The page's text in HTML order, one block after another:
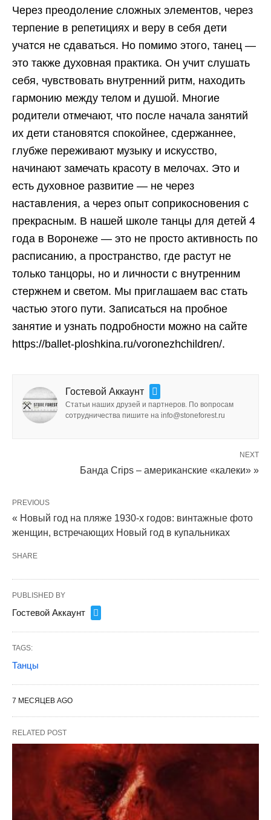
Через преодоление сложных элементов, через
терпение в репетициях и веру в себя дети
учатся не сдаваться. Но помимо этого, танец —
это также духовная практика. Он учит слушать
себя, чувствовать внутренний ритм, находить
гармонию между телом и душой. Многие
родители отмечают, что после начала занятий
их дети становятся спокойнее, сдержаннее,
глубже переживают музыку и искусство,
начинают замечать красоту в мелочах. Это и
есть духовное развитие — не через
наставления, а через опыт соприкосновения с
прекрасным. В нашей школе танцы для детей 4
года в Воронеже — это не просто активность по
расписанию, а пространство, где растут не
только танцоры, но и личности с внутренним
стержнем и светом. Мы приглашаем вас стать
частью этого пути. Записаться на пробное
занятие и узнать подробности можно на сайте
https://ballet-ploshkina.ru/voronezhchildren/.
Гостевой Аккаунт
Статьи наших друзей и партнеров. По вопросам
сотрудничества пишите на info@stoneforest.ru
NEXT
Банда Crips – американские «калеки» »
PREVIOUS
« Новый год на пляже 1930-х годов: винтажные фото
женщин, встречающих Новый год в купальниках
SHARE
PUBLISHED BY
Гостевой Аккаунт
TAGS:
Танцы
7 МЕСЯЦЕВ AGO
RELATED POST